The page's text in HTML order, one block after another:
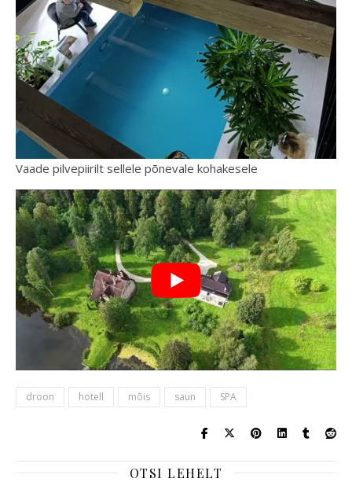
Vaade pilvepiirilt sellele põnevale kohakesele
droon hotell mõis saun SPA
OTSI LEHELT